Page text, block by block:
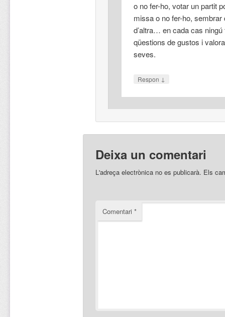
o no fer-ho, votar un partit
missa o no fer-ho, sembrar
d’altra… en cada cas
qüestions de gustos i
seves.
Respon ↓
Deixa un comentari
L'adreça electrònica no es publicarà. Els
Comentari *